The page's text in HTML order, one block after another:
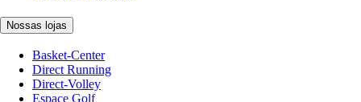
Nossas lojas
Basket-Center
Direct Running
Direct-Volley
Espace Golf